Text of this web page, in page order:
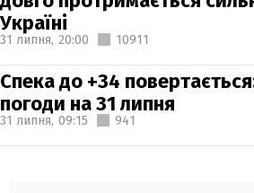
Україні
31 липня, 20:00 10911
Спека до +34
погоди на 31 липня
31 липня, 09:15 941